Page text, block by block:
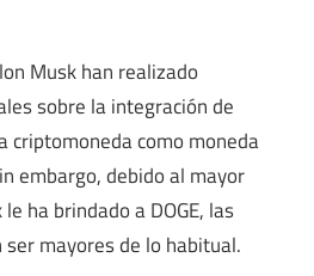
Musk han realizado
sobre la integración de
criptomoneda como moneda
embargo, debido al mayor
ha brindado a DOGE, las
mayores de lo habitual.